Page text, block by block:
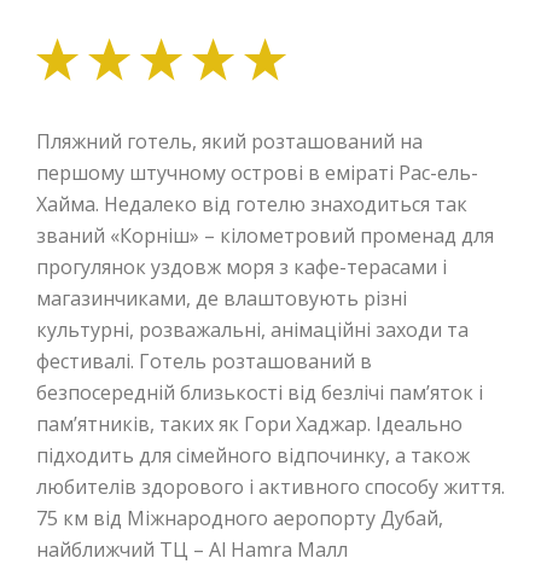
Пляжний готель, який розташований на
першому штучному острові в еміраті Рас-ель-
Хайма. Недалеко від готелю знаходиться так
званий «Корніш» – кілометровий променад для
прогулянок уздовж моря з кафе-терасами і
магазинчиками, де влаштовують різні
культурні, розважальні, анімаційні заходи та
фестивалі. Готель розташований в
безпосередній близькості від безлічі пам’яток і
пам’ятників, таких як Гори Хаджар. Ідеально
підходить для сімейного відпочинку, а також
любителів здорового і активного способу життя.
75 км від Міжнародного аеропорту Дубай,
найближчий ТЦ – Al Hamra Малл